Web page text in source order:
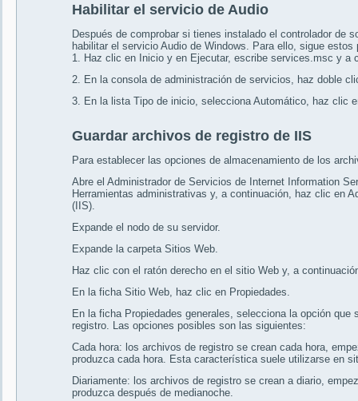
Habilitar el servicio de Audio
Después de comprobar si tienes instalado el controlador de
habilitar el servicio Audio de Windows. Para ello, sigue estos
1. Haz clic en Inicio y en Ejecutar, escribe services.msc y a
2. En la consola de administración de servicios, haz doble
3. En la lista Tipo de inicio, selecciona Automático, haz clic
Guardar archivos de registro de IIS
Para establecer las opciones de almacenamiento de los
Abre el Administrador de Servicios de Internet Information
Herramientas administrativas y, a continuación, haz clic en
(IIS).
Expande el nodo de su servidor.
Expande la carpeta Sitios Web.
Haz clic con el ratón derecho en el sitio Web y, a
En la ficha Sitio Web, haz clic en Propiedades.
En la ficha Propiedades generales, selecciona la opción que
registro. Las opciones posibles son las siguientes:
Cada hora: los archivos de registro se crean cada hora,
produzca cada hora. Esta característica suele utilizarse en
Diariamente: los archivos de registro se crean a diario,
produzca después de medianoche.